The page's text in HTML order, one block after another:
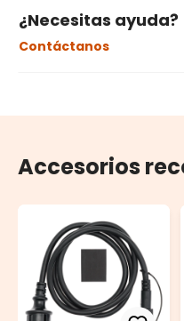
¿Necesitas ayuda?
Contáctanos
Accesorios